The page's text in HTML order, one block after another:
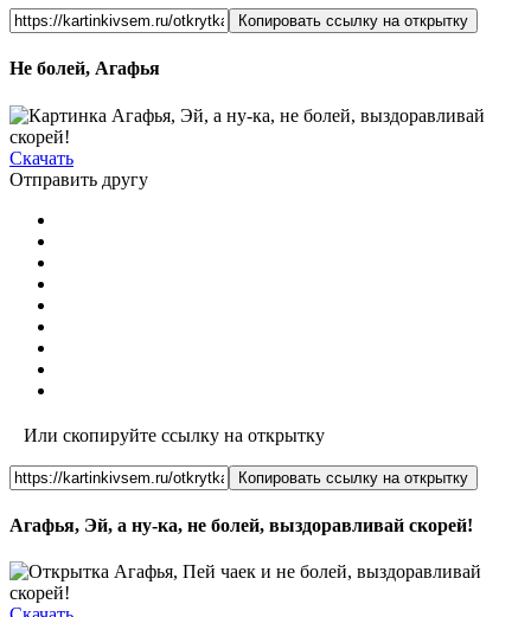
Копировать ссылку на открытку
Не болей, Агафья
Скачать
Отправить другу
Или скопируйте ссылку на открытку
Копировать ссылку на открытку
Агафья, Эй, а ну-ка, не болей, выздоравливай скорей!